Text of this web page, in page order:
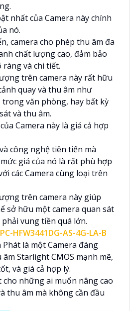
nhất của Camera này chính
nó.
camera cho phép thu âm đa
chất lượng cao, đảm bảo
và chi tiết.
trên camera này rất hữu
quay và thu âm như
văn phòng, hay bất kỳ
và thu âm.
Camera này là giá cả hợp
công nghệ tiên tiến mà
giá của nó là rất phù hợp
các Camera cùng loại trên
trên camera này giúp
sở hữu một camera quan sát
vung tiền quá lớn.
HFW3441DG-AS-4G-LA-B
là một Camera đáng
Starlight CMOS mạnh mẽ,
và giá cả hợp lý.
những ai muốn nâng cao
thu âm mà không cần đầu